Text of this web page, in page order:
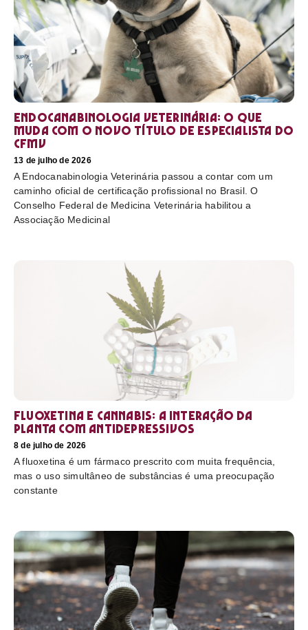
Endocanabinologia Veterinária: o que
muda com o novo título de especialista do
CFMV
13 de julho de 2026
A Endocanabinologia Veterinária passou a contar com um
caminho oficial de certificação profissional no Brasil. O
Conselho Federal de Medicina Veterinária habilitou a
Associação Medicinal
Fluoxetina e Cannabis: a interação da
planta com antidepressivos
8 de julho de 2026
A fluoxetina é um fármaco prescrito com muita frequência,
mas o uso simultâneo de substâncias é uma preocupação
constante